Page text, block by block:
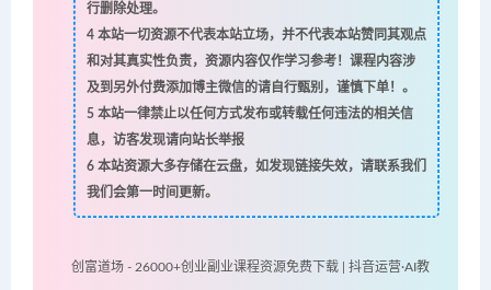
行删除处理。
4本站一切资源不代表本站立场，并不代表本站赞同其观点
和对其真实性负责，资源内容仅作学习参考！课程内容涉
及到另外付费添加博主微信的请自行甄别，谨慎下单！。
5本站一律禁止以任何方式发布或转载任何违法的相关信
息，访客发现请向站长举报
6本站资源大多存储在云盘，如发现链接失效，请联系我们
我们会第一时间更新。
创富道场 - 26000+创业副业课程资源免费下载 | 抖音运营·AI教